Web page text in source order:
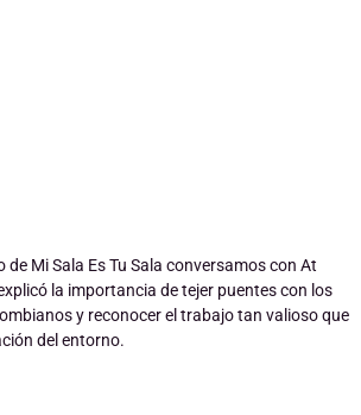
de Mi Sala Es Tu Sala conversamos con At
la importancia de tejer puentes con los
y reconocer el trabajo tan valioso que
del entorno.